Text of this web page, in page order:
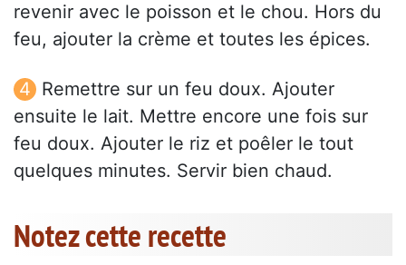
revenir avec le poisson et le chou. Hors du
feu, ajouter la crème et toutes les épices.
Remettre sur un feu doux. Ajouter
ensuite le lait. Mettre encore une fois sur
feu doux. Ajouter le riz et poêler le tout
quelques minutes. Servir bien chaud.
Notez cette recette